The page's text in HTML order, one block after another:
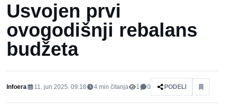
Usvojen prvi
ovogodišnji rebalans
budžeta
Infoera 11. jun 2025. 09:18 4 min čitanja 1 0 PODELI